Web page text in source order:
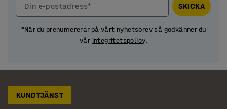
Din e-postadress* SKICKA
*När du prenumererar på vårt nyhetsbrev så godkänner du
vår integritetspolicy.
KUNDTJÄNST